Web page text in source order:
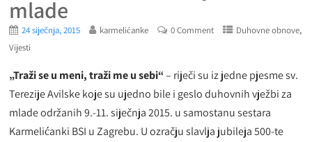
mlade
24 siječnja, 2015 karmelićanke 0 Comment Duhovne obnove,
Vijesti
„Traži se u meni, traži me u sebi“– riječi su iz jedne pjesme sv.
Terezije Avilske koje su ujedno bile i geslo duhovnih vježbi za
mlade održanih 9.-11. siječnja 2015. u samostanu sestara
Karmelićanki BSI u Zagrebu. U ozračju slavlja jubileja 500-te